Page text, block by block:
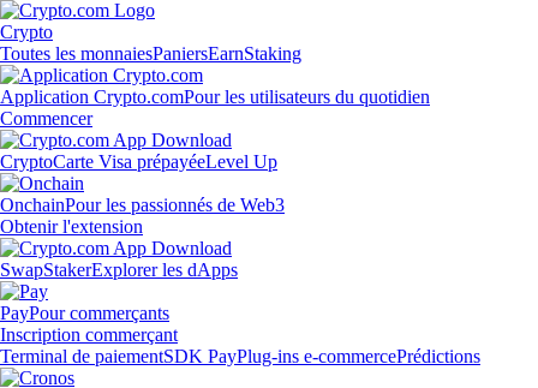
Crypto
Toutes les monnaiesPaniersEarnStaking
Application Crypto.comPour les utilisateurs du quotidien
Commencer
CryptoCarte Visa prépayéeLevel Up
OnchainPour les passionnés de Web3
Obtenir l'extension
SwapStakerExplorer les dApps
PayPour commerçants
Inscription commerçant
Terminal de paiementSDK PayPlug-ins e-commercePrédictions